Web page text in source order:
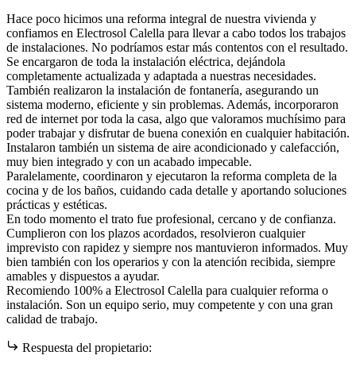
Hace poco hicimos una reforma integral de nuestra vivienda y
confiamos en Electrosol Calella para llevar a cabo todos los trabajos
de instalaciones. No podríamos estar más contentos con el resultado.
Se encargaron de toda la instalación eléctrica, dejándola
completamente actualizada y adaptada a nuestras necesidades.
También realizaron la instalación de fontanería, asegurando un
sistema moderno, eficiente y sin problemas. Además, incorporaron
red de internet por toda la casa, algo que valoramos muchísimo para
poder trabajar y disfrutar de buena conexión en cualquier habitación.
Instalaron también un sistema de aire acondicionado y calefacción,
muy bien integrado y con un acabado impecable.
Paralelamente, coordinaron y ejecutaron la reforma completa de la
cocina y de los baños, cuidando cada detalle y aportando soluciones
prácticas y estéticas.
En todo momento el trato fue profesional, cercano y de confianza.
Cumplieron con los plazos acordados, resolvieron cualquier
imprevisto con rapidez y siempre nos mantuvieron informados. Muy
bien también con los operarios y con la atención recibida, siempre
amables y dispuestos a ayudar.
Recomiendo 100% a Electrosol Calella para cualquier reforma o
instalación. Son un equipo serio, muy competente y con una gran
calidad de trabajo.
Respuesta del propietario: